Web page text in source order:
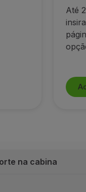
no
pela TAP, ou
por segmento
de animais de
ao seu
Até
na cabina